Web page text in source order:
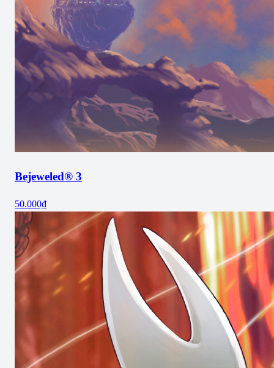
Bejeweled® 3
50.000₫